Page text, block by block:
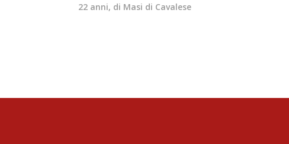
22 anni, di Masi di Cavalese